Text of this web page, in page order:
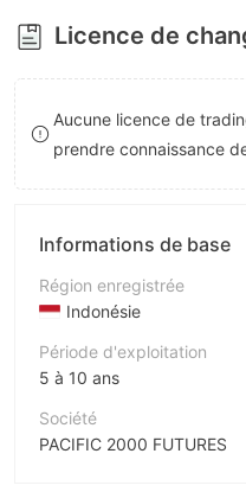
8
9
7
8
9
Licence de
Aucune licence de
prendre connaissance
Informations de base
Région enregistrée
Indonésie
Période d'exploitation
5 à 10 ans
Société
PACIFIC 2000 FUTURES